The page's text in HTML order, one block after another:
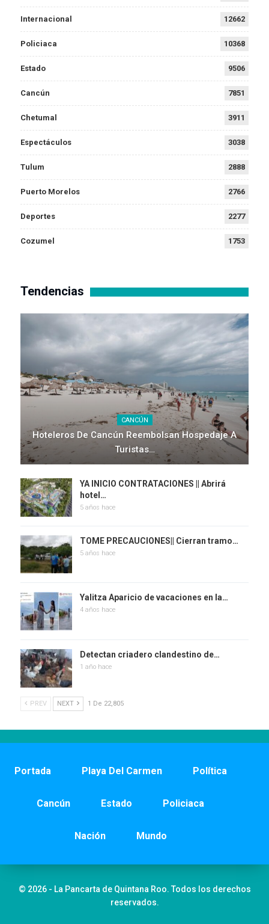
Internacional 12662
Policiaca 10368
Estado 9506
Cancún 7851
Chetumal 3911
Espectáculos 3038
Tulum 2888
Puerto Morelos 2766
Deportes 2277
Cozumel 1753
Tendencias
CANCÚN
Hoteleros De Cancún Reembolsan Hospedaje A
Turistas…
YA INICIO CONTRATACIONES || Abrirá
hotel…
5 años hace
TOME PRECAUCIONES|| Cierran tramo…
5 años hace
Yalitza Aparicio de vacaciones en la…
4 años hace
Detectan criadero clandestino de…
1 año hace
PREV NEXT 1 De 22,805
Portada Playa Del Carmen Política
Cancún Estado Policiaca
Nación Mundo
© 2026 - La Pancarta de Quintana Roo. Todos los derechos
reservados.